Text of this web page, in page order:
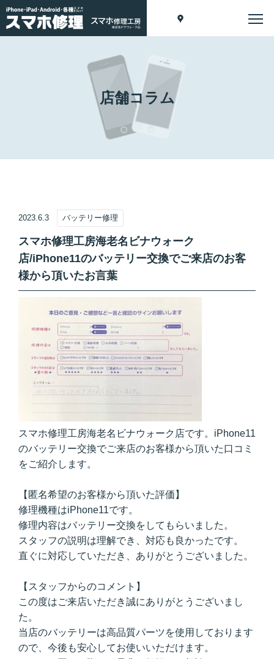
店舗コラム
2023.6.3 バッテリー修理
スマホ修理工房海老名ビナウォーク
店/iPhone11のバッテリー交換でご来店のお客
様から頂いたお言葉
スマホ修理工房海老名ビナウォーク店です。iPhone11
のバッテリー交換でご来店のお客様から頂いた口コミ
をご紹介します。
【匿名希望のお客様から頂いた評価】
修理機種はiPhone11です。
修理内容はバッテリー交換をしてもらいました。
スタッフの説明は理解でき、対応も良かったです。
直ぐに対応していただき、ありがとうございました。
【スタッフからのコメント】
この度はご来店いただき誠にありがとうございまし
た。
当店のバッテリーは高品質パーツを使用しております
ので、今後も安心してお使いいただけます。